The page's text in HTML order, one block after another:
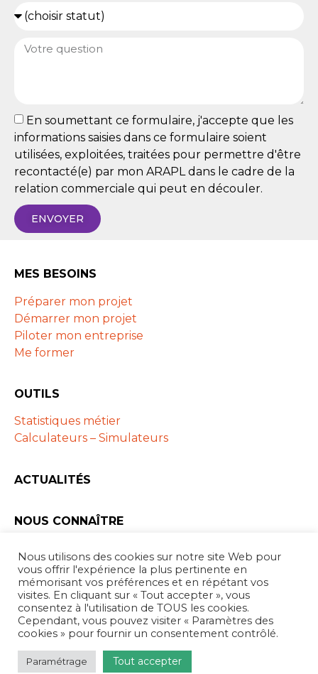
En soumettant ce formulaire, j'accepte que les
informations saisies dans ce formulaire soient
utilisées, exploitées, traitées pour permettre d'être
recontacté(e) par mon ARAPL dans le cadre de la
relation commerciale qui peut en découler.
ENVOYER
MES BESOINS
Préparer mon projet
Démarrer mon projet
Piloter mon entreprise
Me former
OUTILS
Statistiques métier
Calculateurs – Simulateurs
ACTUALITÉS
NOUS CONNAÎTRE
Partenaires
Forum
Mentions Légales
Conception webyoo
Nous utilisons des cookies sur notre site Web pour
vous offrir l'expérience la plus pertinente en
mémorisant vos préférences et en répétant vos
visites. En cliquant sur « Tout accepter », vous
consentez à l'utilisation de TOUS les cookies.
Cependant, vous pouvez visiter « Paramètres des
cookies » pour fournir un consentement contrôlé.
Paramétrage Tout accepter